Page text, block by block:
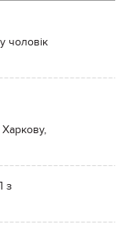
чоловік
з